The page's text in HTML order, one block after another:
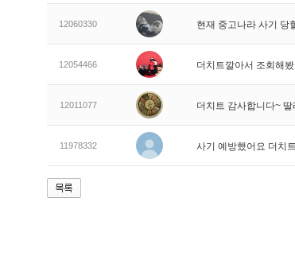
12060330 현재 중고나라 사기 당
12054466 더치트깔아서 조회해
12011077 더치트 감사합니다~
11978332 사기 예방했어요 더치